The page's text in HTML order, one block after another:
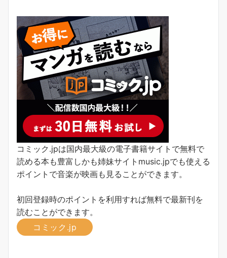
コミック.jpは国内最大級の電子書籍サイトで無料で
読める本も豊富しかも姉妹サイトmusic.jpでも使える
ポイントで音楽が映画も見ることができます。
初回登録時のポイントを利用すれば無料で最新刊を
読むことができます。
コミック.jp